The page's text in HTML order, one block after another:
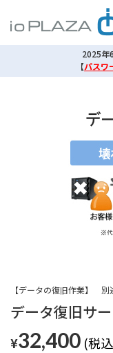
2025年
【パスワ
データ復旧サ
【データの復旧作業】 別
¥32,400